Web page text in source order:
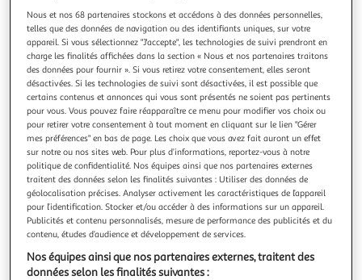
A Love Supreme
Un chef-d'œuvre du jazz : A Love SupremeSorti en
septembre 2021, ce vinyle album A Love Supreme est
l'œuvre emblématique du légendaire saxophoniste et
compositeur John Coltrane. Cet album est considéré
comme un pilier du jazz moderne, mêlant spiritualité,
virtuosité et émotion dans un enregistreme
En savoir +
Vous voulez connaître le prix de ce produit ?
Afficher le prix
Nous et nos 68 partenaires stockons et accédons à des données personnelles,
telles que des données de navigation ou des identifiants uniques, sur votre
appareil. Si vous sélectionnez "J'accepte", les technologies de suivi prendront en
charge les finalités affichées dans la section « Nous et nos partenaires traitons
des données pour fournir ». Si vous retirez votre consentement, elles seront
désactivées. Si les technologies de suivi sont désactivées, il est possible que
certains contenus et annonces qui vous sont présentés ne soient pas pertinents
pour vous. Vous pouvez faire réapparaître ce menu pour modifier vos choix ou
pour retirer votre consentement à tout moment en cliquant sur le lien "Gérer
mes préférences" en bas de page. Les choix que vous avez fait auront un effet
sur notre ou nos sites web. Pour plus d’informations, reportez-vous à notre
politique de confidentialité. Nos équipes ainsi que nos partenaires externes
traitent des données selon les finalités suivantes : Utiliser des données de
géolocalisation précises. Analyser activement les caractéristiques de l’appareil
pour l’identification. Stocker et/ou accéder à des informations sur un appareil.
Publicités et contenu personnalisés, mesure de performance des publicités et du
contenu, études d’audience et développement de services.
Nos équipes ainsi que nos partenaires externes, traitent des
données selon les finalités suivantes :